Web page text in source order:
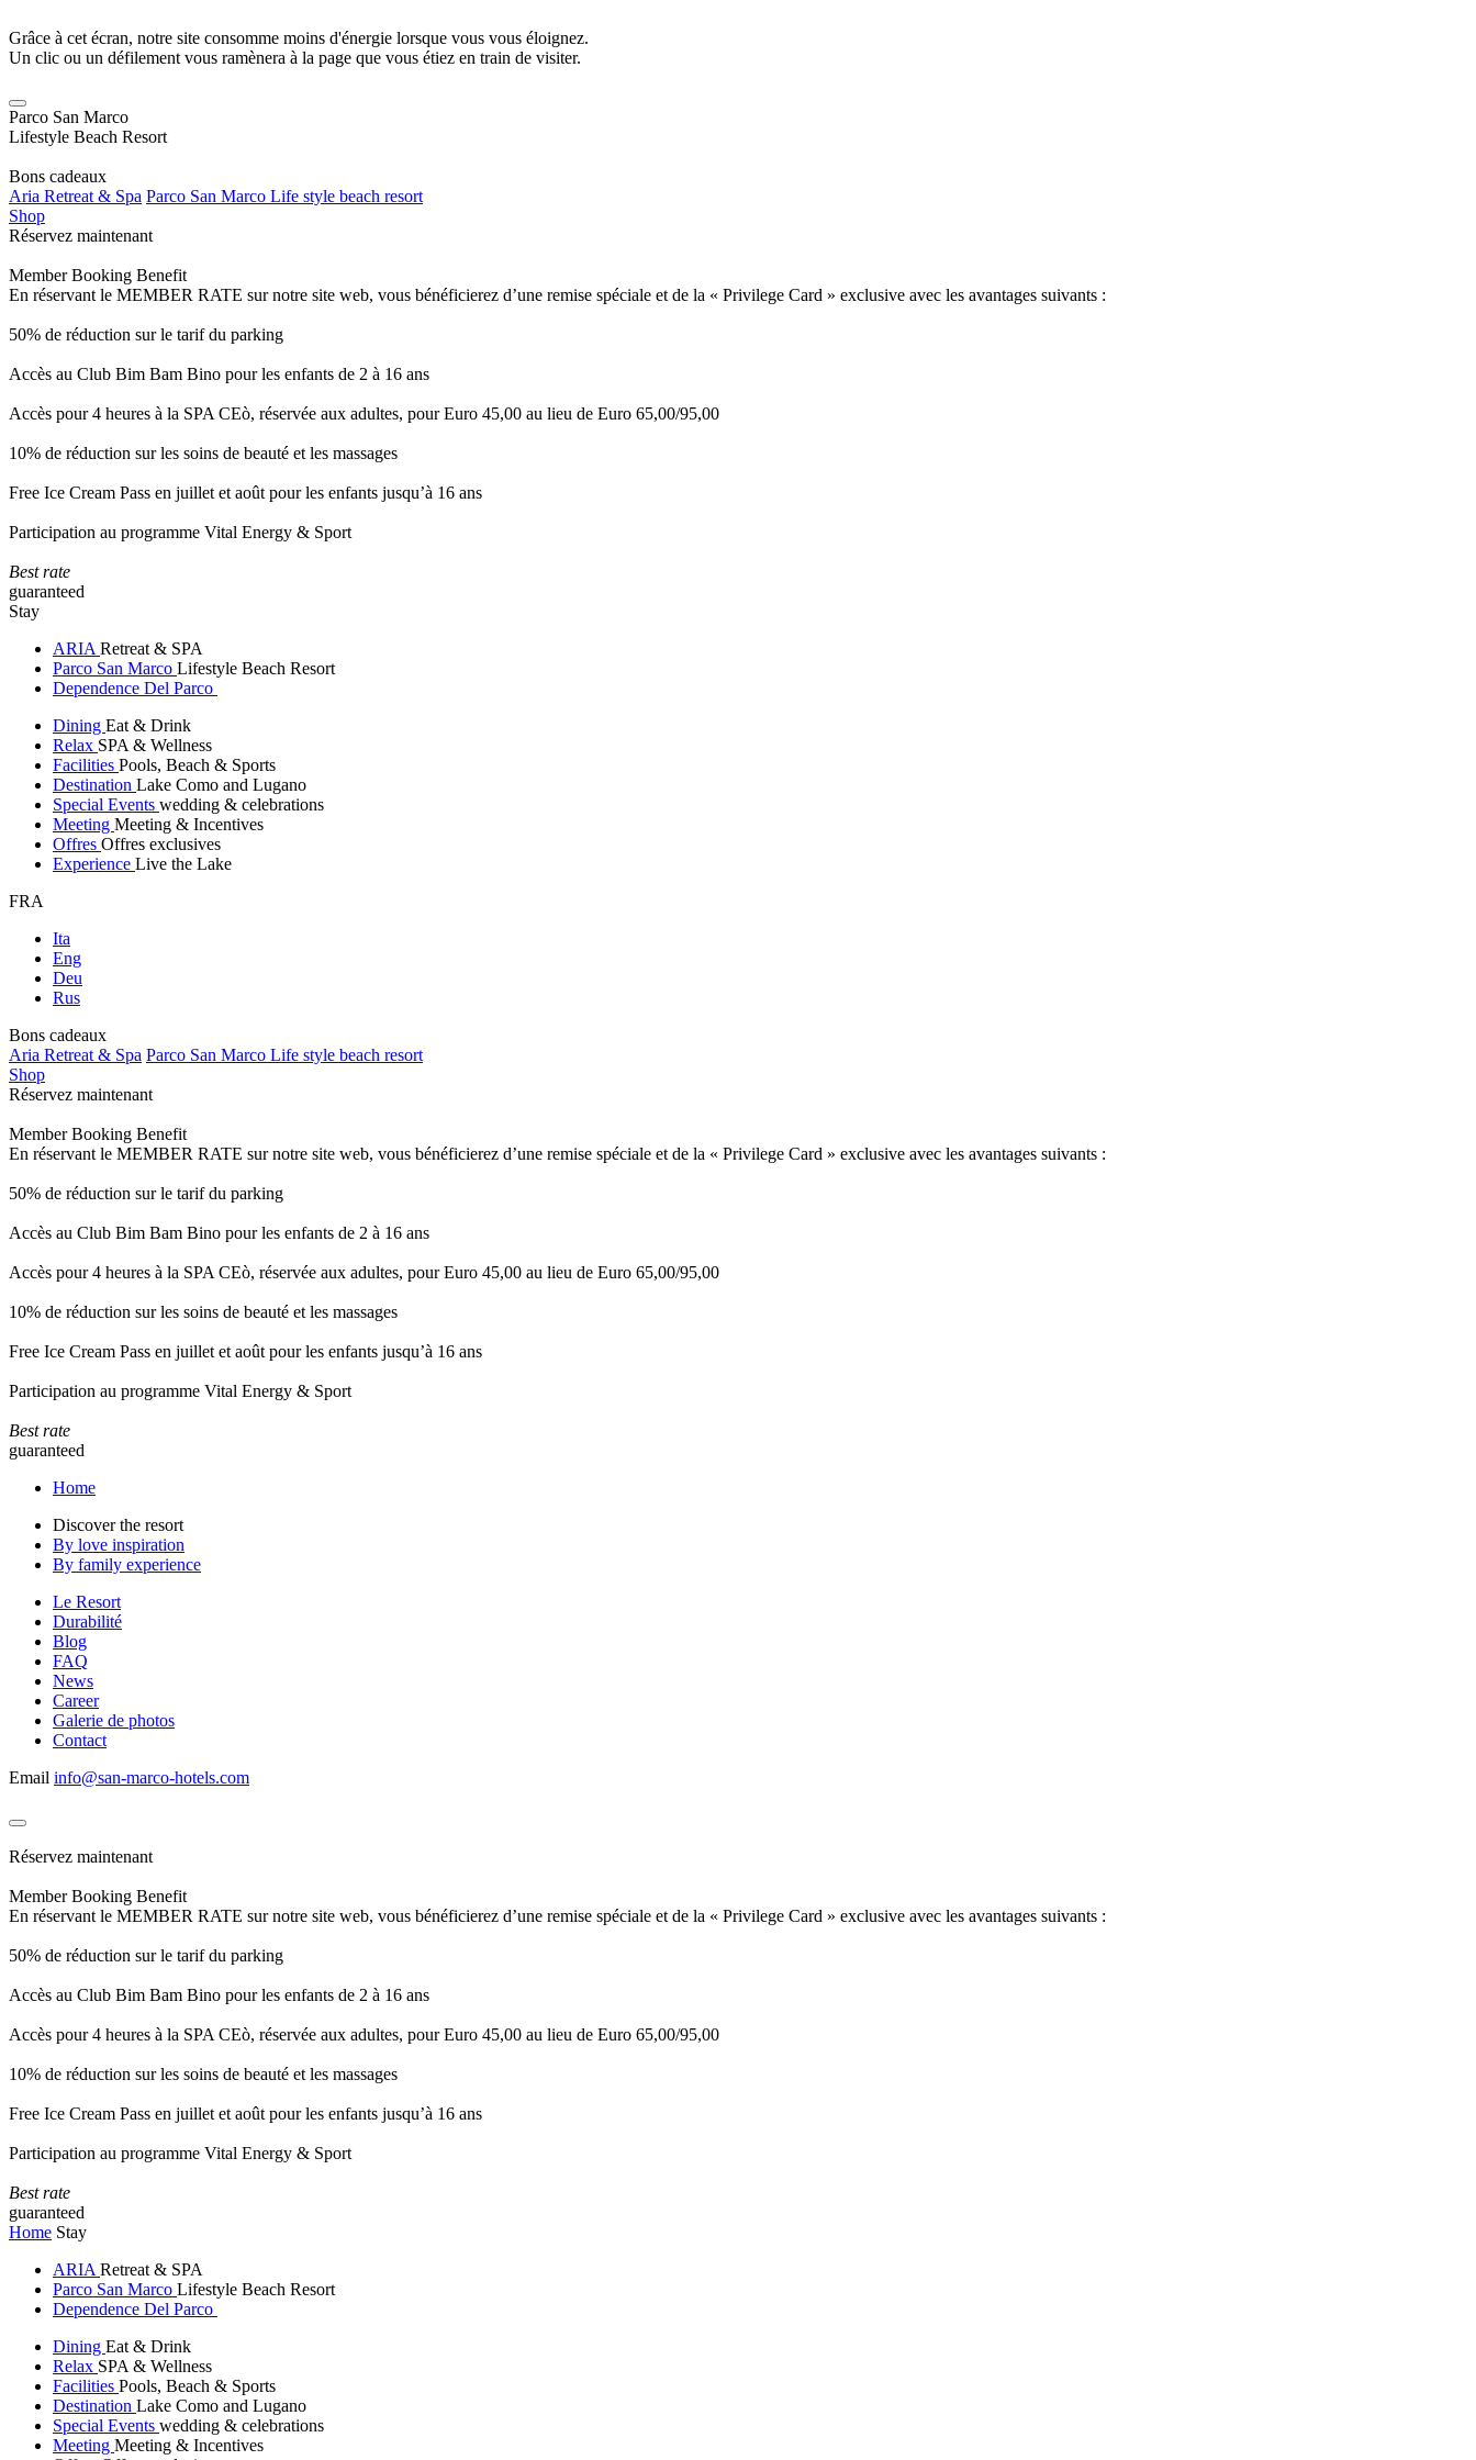
Grâce à cet écran, notre site consomme moins d'énergie lorsque vous vous éloignez.
Un clic ou un défilement vous ramènera à la page que vous étiez en train de visiter.
Parco San Marco
Lifestyle Beach Resort
Bons cadeaux
Aria Retreat & Spa Parco San Marco Life style beach resort
Shop
Réservez maintenant
Member Booking Benefit
En réservant le MEMBER RATE sur notre site web, vous bénéficierez d’une remise spéciale et de la « Privilege Card » exclusive avec les avantages suivants :
50% de réduction sur le tarif du parking
Accès au Club Bim Bam Bino pour les enfants de 2 à 16 ans
Accès pour 4 heures à la SPA CEò, réservée aux adultes, pour Euro 45,00 au lieu de Euro 65,00/95,00
10% de réduction sur les soins de beauté et les massages
Free Ice Cream Pass en juillet et août pour les enfants jusqu’à 16 ans
Participation au programme Vital Energy & Sport
Best rate
guaranteed
Stay
ARIA Retreat & SPA
Parco San Marco Lifestyle Beach Resort
Dependence Del Parco
Dining Eat & Drink
Relax SPA & Wellness
Facilities Pools, Beach & Sports
Destination Lake Como and Lugano
Special Events wedding & celebrations
Meeting Meeting & Incentives
Offres Offres exclusives
Experience Live the Lake
FRA
Ita
Eng
Deu
Rus
Bons cadeaux
Aria Retreat & Spa Parco San Marco Life style beach resort
Shop
Réservez maintenant
Member Booking Benefit
En réservant le MEMBER RATE sur notre site web, vous bénéficierez d’une remise spéciale et de la « Privilege Card » exclusive avec les avantages suivants :
50% de réduction sur le tarif du parking
Accès au Club Bim Bam Bino pour les enfants de 2 à 16 ans
Accès pour 4 heures à la SPA CEò, réservée aux adultes, pour Euro 45,00 au lieu de Euro 65,00/95,00
10% de réduction sur les soins de beauté et les massages
Free Ice Cream Pass en juillet et août pour les enfants jusqu’à 16 ans
Participation au programme Vital Energy & Sport
Best rate
guaranteed
Home
Discover the resort
By love inspiration
By family experience
Le Resort
Durabilité
Blog
FAQ
News
Career
Galerie de photos
Contact
Email info@san-marco-hotels.com
Réservez maintenant
Member Booking Benefit
En réservant le MEMBER RATE sur notre site web, vous bénéficierez d’une remise spéciale et de la « Privilege Card » exclusive avec les avantages suivants :
50% de réduction sur le tarif du parking
Accès au Club Bim Bam Bino pour les enfants de 2 à 16 ans
Accès pour 4 heures à la SPA CEò, réservée aux adultes, pour Euro 45,00 au lieu de Euro 65,00/95,00
10% de réduction sur les soins de beauté et les massages
Free Ice Cream Pass en juillet et août pour les enfants jusqu’à 16 ans
Participation au programme Vital Energy & Sport
Best rate
guaranteed
Home Stay
ARIA Retreat & SPA
Parco San Marco Lifestyle Beach Resort
Dependence Del Parco
Dining Eat & Drink
Relax SPA & Wellness
Facilities Pools, Beach & Sports
Destination Lake Como and Lugano
Special Events wedding & celebrations
Meeting Meeting & Incentives